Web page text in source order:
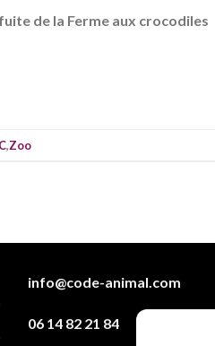
de la Ferme aux crocodiles
,Zoo
info@code-animal.com
06 14 82 21 84